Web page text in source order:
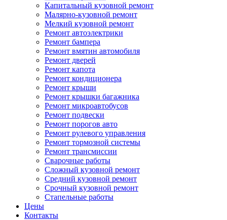
Капитальный кузовной ремонт
Малярно-кузовной ремонт
Мелкий кузовной ремонт
Ремонт автоэлектрики
Ремонт бампера
Ремонт вмятин автомобиля
Ремонт дверей
Ремонт капота
Ремонт кондиционера
Ремонт крыши
Ремонт крышки багажника
Ремонт микроавтобусов
Ремонт подвески
Ремонт порогов авто
Ремонт рулевого управления
Ремонт тормозной системы
Ремонт трансмиссии
Сварочные работы
Сложный кузовной ремонт
Средний кузовной ремонт
Срочный кузовной ремонт
Стапельные работы
Цены
Контакты